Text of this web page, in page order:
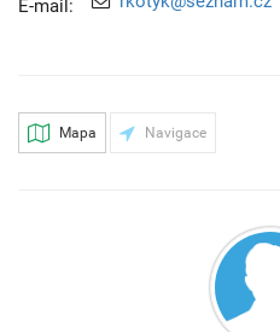
E-mail:
Mapa Navigace